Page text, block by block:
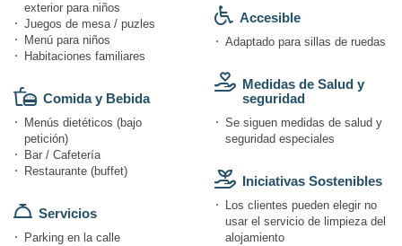
exterior para niños
Juegos de mesa / puzles
Menú para niños
Habitaciones familiares
Comida y Bebida
Menús dietéticos (bajo
petición)
Bar / Cafetería
Restaurante (buffet)
Servicios
Parking en la calle
Accesible
Adaptado para sillas de ruedas
Medidas de Salud y
seguridad
Se siguen medidas de salud y
seguridad especiales
Iniciativas Sostenibles
Los clientes pueden elegir no
usar el servicio de limpieza del
alojamiento